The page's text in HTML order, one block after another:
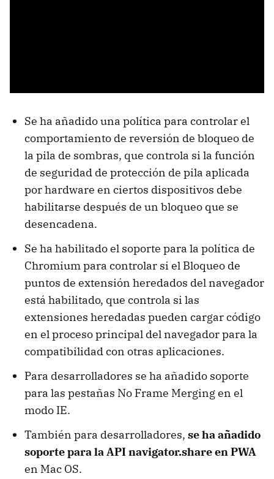
Se ha añadido una política para controlar el
comportamiento de reversión de bloqueo de
la pila de sombras, que controla si la función
de seguridad de protección de pila aplicada
por hardware en ciertos dispositivos debe
habilitarse después de un bloqueo que se
desencadena.
Se ha habilitado el soporte para la política de
Chromium para controlar si el Bloqueo de
puntos de extensión heredados del navegador
está habilitado, que controla si las
extensiones heredadas pueden cargar código
en el proceso principal del navegador para la
compatibilidad con otras aplicaciones.
Para desarrolladores se ha añadido soporte
para las pestañas No Frame Merging en el
modo IE.
También para desarrolladores, se ha añadido
soporte para la API navigator.share en PWA
en Mac OS.